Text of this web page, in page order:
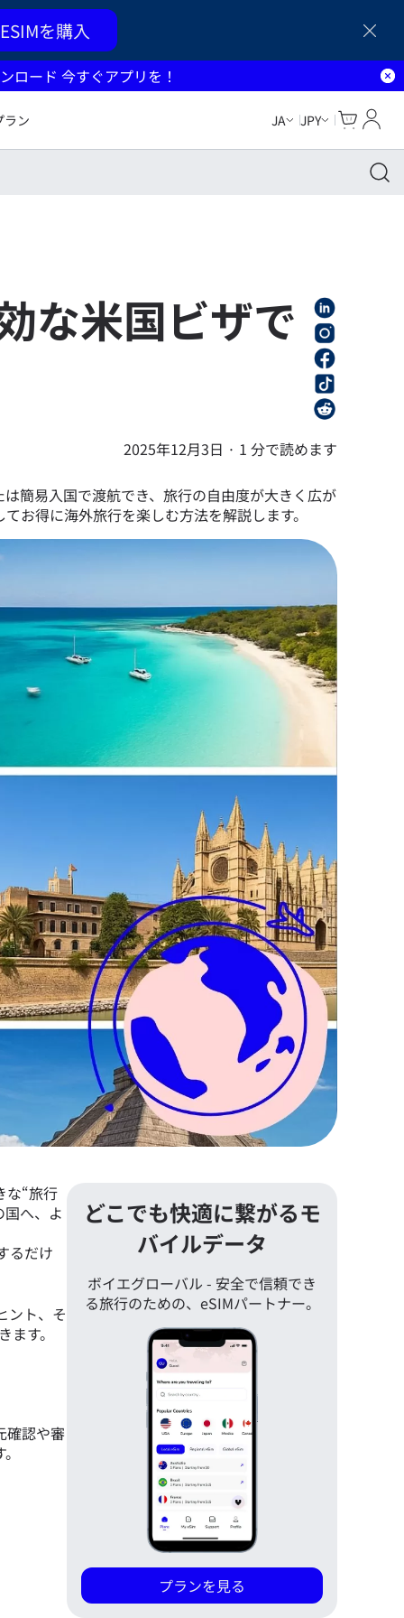
ESIMを購入
ロード 今すぐアプリを！
ラン JA JPY
Cart
マイ
な米国ビザで
2025年12月3日 · 1 分で読めます
簡易入国で渡航でき、旅行の自由度が大きく広が
お得に海外旅行を楽しむ方法を解説します。
な“旅行
へ、よ
るだけ
ント、そ
す。
確認や審
どこでも快適に繋がるモ
バイルデータ
ボイエグローバル - 安全で信頼でき
る旅行のための、eSIMパートナー。
プランを見る